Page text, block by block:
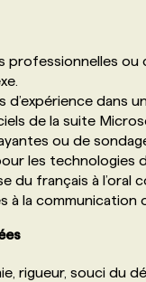
professionnelles
d’expérience dans
de la suite
ou de
les technologies
du français à l’oral
à la communication
rigueur, souci du